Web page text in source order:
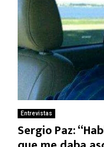
Entrevistas
Sergio Paz: